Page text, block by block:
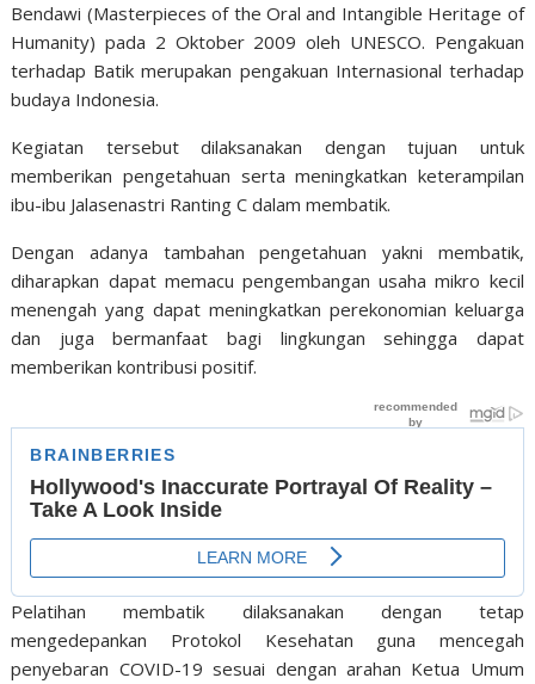
Bendawi (Masterpieces of the Oral and Intangible Heritage of
Humanity) pada 2 Oktober 2009 oleh UNESCO. Pengakuan
terhadap Batik merupakan pengakuan Internasional terhadap
budaya Indonesia.
Kegiatan tersebut dilaksanakan dengan tujuan untuk
memberikan pengetahuan serta meningkatkan keterampilan
ibu-ibu Jalasenastri Ranting C dalam membatik.
Dengan adanya tambahan pengetahuan yakni membatik,
diharapkan dapat memacu pengembangan usaha mikro kecil
menengah yang dapat meningkatkan perekonomian keluarga
dan juga bermanfaat bagi lingkungan sehingga dapat
memberikan kontribusi positif.
Pelatihan membatik dilaksanakan dengan tetap
mengedepankan Protokol Kesehatan guna mencegah
penyebaran COVID-19 sesuai dengan arahan Ketua Umum